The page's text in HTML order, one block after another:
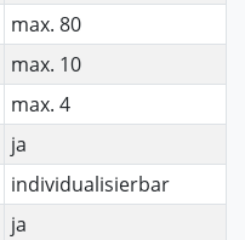
max. 80
max. 10
max. 4
ja
individualisierbar
ja